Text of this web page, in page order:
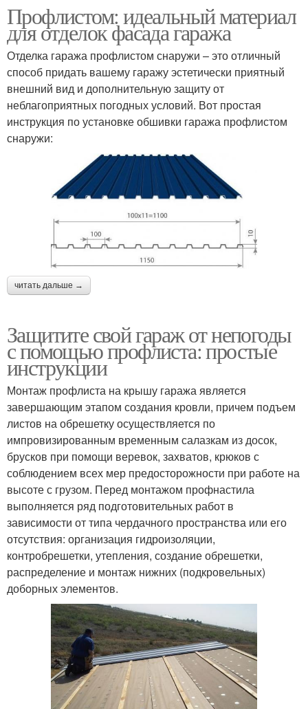
Профлистом: идеальный материал
для отделок фасада гаража
Отделка гаража профлистом снаружи – это отличный
способ придать вашему гаражу эстетически приятный
внешний вид и дополнительную защиту от
неблагоприятных погодных условий. Вот простая
инструкция по установке обшивки гаража профлистом
снаружи:
читать дальше →
Защитите свой гараж от непогоды
с помощью профлиста: простые
инструкции
Монтаж профлиста на крышу гаража является
завершающим этапом создания кровли, причем подъем
листов на обрешетку осуществляется по
импровизированным временным салазкам из досок,
брусков при помощи веревок, захватов, крюков с
соблюдением всех мер предосторожности при работе на
высоте с грузом. Перед монтажом профнастила
выполняется ряд подготовительных работ в
зависимости от типа чердачного пространства или его
отсутствия: организация гидроизоляции,
контробрешетки, утепления, создание обрешетки,
распределение и монтаж нижних (подкровельных)
доборных элементов.